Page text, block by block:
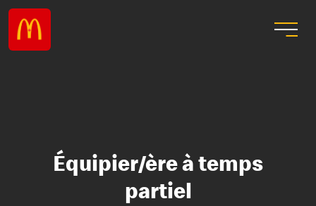
Équipier/ère à temps
partiel